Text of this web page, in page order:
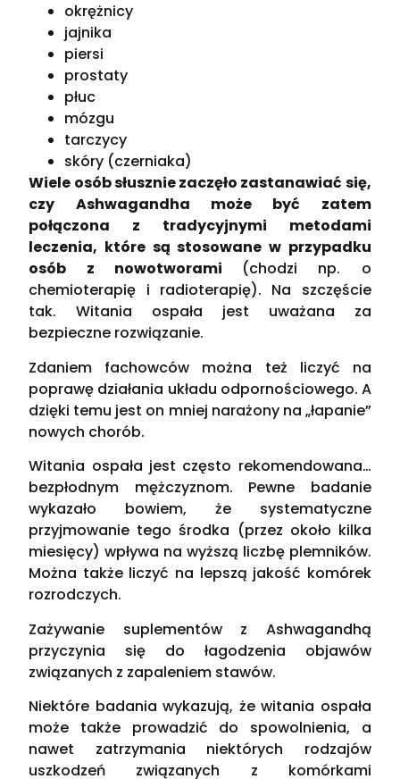
okrężnicy
jajnika
piersi
prostaty
płuc
mózgu
tarczycy
skóry (czerniaka)
Wiele osób słusznie zaczęło zastanawiać się,
czy Ashwagandha może być zatem
połączona z tradycyjnymi metodami
leczenia, które są stosowane w przypadku
osób z nowotworami (chodzi np. o
chemioterapię i radioterapię). Na szczęście
tak. Witania ospała jest uważana za
bezpieczne rozwiązanie.
Zdaniem fachowców można też liczyć na
poprawę działania układu odpornościowego. A
dzięki temu jest on mniej narażony na „łapanie”
nowych chorób.
Witania ospała jest często rekomendowana…
bezpłodnym mężczyznom. Pewne badanie
wykazało bowiem, że systematyczne
przyjmowanie tego środka (przez około kilka
miesięcy) wpływa na wyższą liczbę plemników.
Można także liczyć na lepszą jakość komórek
rozrodczych.
Zażywanie suplementów z Ashwagandhą
przyczynia się do łagodzenia objawów
związanych z zapaleniem stawów.
Niektóre badania wykazują, że witania ospała
może także prowadzić do spowolnienia, a
nawet zatrzymania niektórych rodzajów
uszkodzeń związanych z komórkami